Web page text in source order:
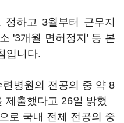
하고 3월부터 근무지
'3개월 면허정지' 등 본
입니다.
병원의 전공의 중 약 8
제출했다고 26일 밝혔
로 국내 전체 전공의 중